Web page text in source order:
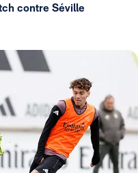
contre Séville